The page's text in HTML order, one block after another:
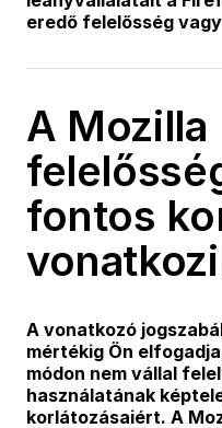
eredő felelősség
A Mozilla
fontos
A vonatkozó
mértékig Ön
módon nem vállal
használatának
korlátozásaiért. A